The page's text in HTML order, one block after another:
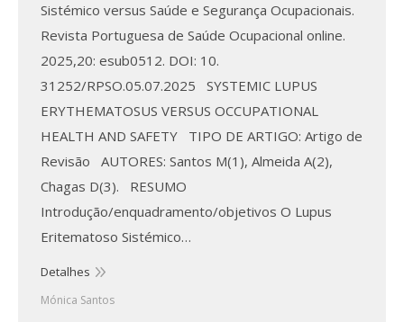
Sistémico versus Saúde e Segurança Ocupacionais.
Revista Portuguesa de Saúde Ocupacional online.
2025,20: esub0512. DOI: 10.
31252/RPSO.05.07.2025 SYSTEMIC LUPUS
ERYTHEMATOSUS VERSUS OCCUPATIONAL
HEALTH AND SAFETY TIPO DE ARTIGO: Artigo de
Revisão AUTORES: Santos M(1), Almeida A(2),
Chagas D(3). RESUMO
Introdução/enquadramento/objetivos O Lupus
Eritematoso Sistémico…
Detalhes
Mónica Santos